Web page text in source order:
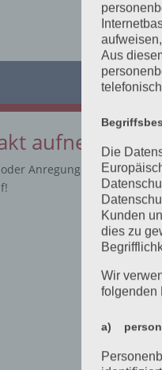
aufnehemen!
Anregungen? Dann
Aus
Die
Kunden
dies zu
Wir
folgenden
a)